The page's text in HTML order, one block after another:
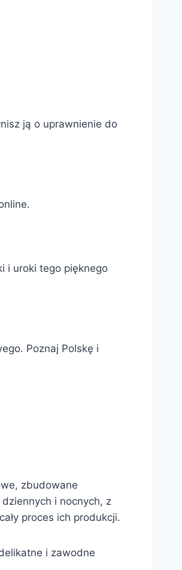
ją o uprawnienie do
i uroki tego pięknego
Poznaj Polskę i
zbudowane
i nocnych, z
proces ich produkcji.
i zawodne